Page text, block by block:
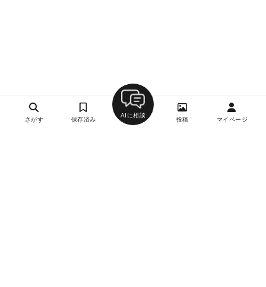
さがす 保存済み
AIに相談
投稿 マイページ